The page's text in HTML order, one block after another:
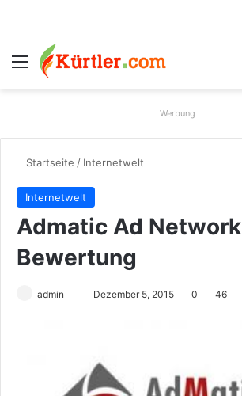
Menü
Werbung
Startseite / Internetwelt
Internetwelt
Admatic Ad Network
Bewertung
admin
u
Dezember 5, 2015 0 46